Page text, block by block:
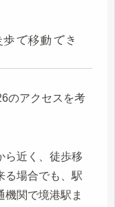
で移動でき
のアクセスを考
ら近く、徒歩移
る場合でも、駅
機関で境港駅ま